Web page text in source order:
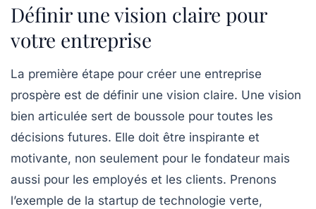
Définir une vision claire pour
votre entreprise
La première étape pour créer une entreprise
prospère est de définir une vision claire. Une vision
bien articulée sert de boussole pour toutes les
décisions futures. Elle doit être inspirante et
motivante, non seulement pour le fondateur mais
aussi pour les employés et les clients. Prenons
l’exemple de la startup de technologie verte,